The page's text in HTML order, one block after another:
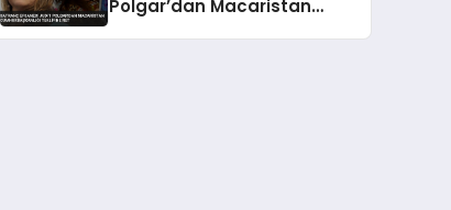
Polgar’dan Macaristan